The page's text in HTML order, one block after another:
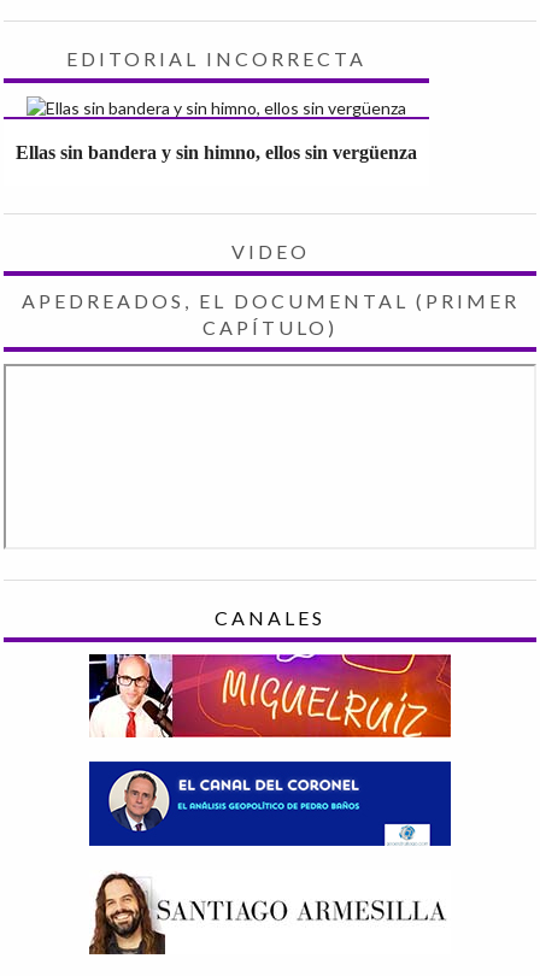
EDITORIAL INCORRECTA
Ellas sin bandera y sin himno, ellos sin vergüenza
VIDEO
APEDREADOS, EL DOCUMENTAL (PRIMER
CAPÍTULO)
CANALES